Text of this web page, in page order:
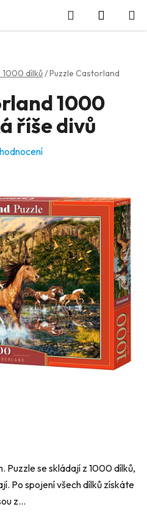
Hledat
KOŠÍK
1000 dílků/Puzzle Castorland
Puzzle se skládají z 1000 dílků,
Po spojení všech dílků získáte
z...
1000
říše divů